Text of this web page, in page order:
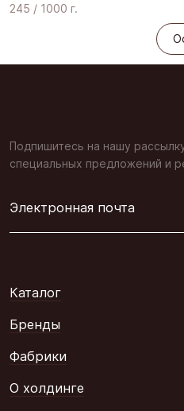
245 / 1000 г.
Подпишитесь на нашу
специальных предложений и
Электронная почта
Каталог
Бренды
Фабрики
О холдинге